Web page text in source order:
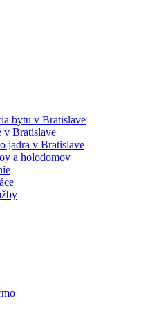
bytu v Bratislave
v Bratislave
jadra v Bratislave
a holodomov